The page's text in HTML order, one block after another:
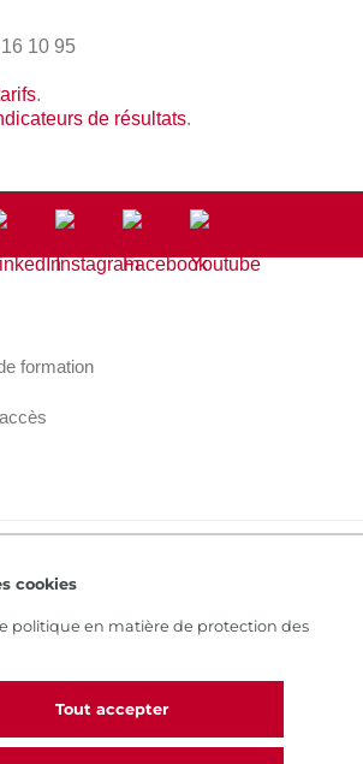
cookies
politique en matière de protection des
Tout accepter
10 95
.
de résultats.
formation
intérieur